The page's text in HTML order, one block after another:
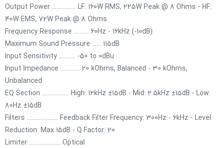
Output Power ................ LF: 160W RMS, 225W Peak @ 8 Ohms - HF:
40W EMS, 72W Peak @ 8 Ohms
Frequency Response .......... 60Hz - 16kHz (-10dB)
Maximum Sound Pressure ...... 115dB
Input Sensitivity ........... -50 to 0dBu
Input Impedance ............. 20 kOhms, Balanced - 30 kOhms,
Unbalanced
EQ Section .................. High: 12kHz ±15dB - Mid: 2.5kHz ±15dB - Low:
80Hz ±15dB
Filters ..................... Feedback Filter Frequency: 300Hz - 6kHz - Level
Reduction: Max 15dB - Q Factor: 20
Limiter ..................... Optical